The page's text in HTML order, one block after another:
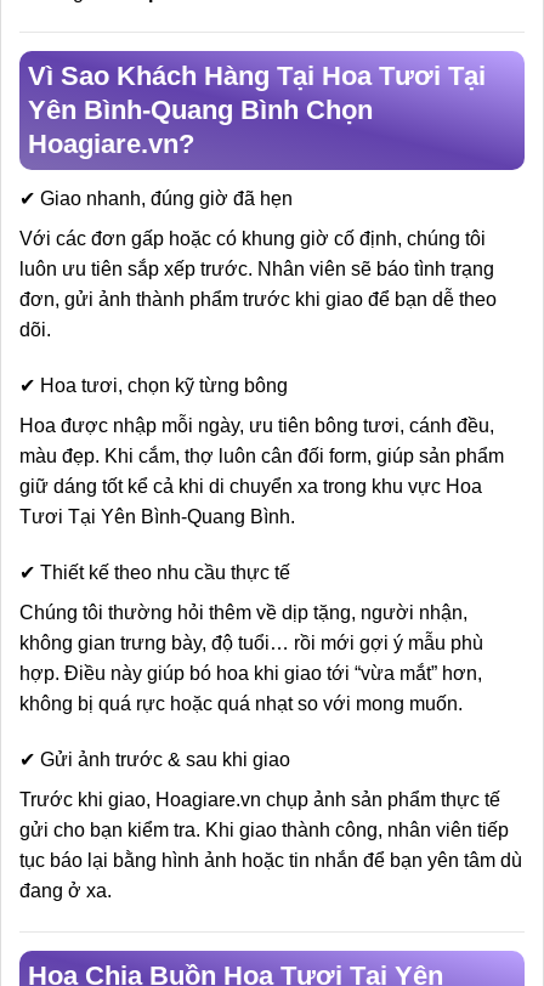
Vì Sao Khách Hàng Tại Hoa Tươi Tại
Yên Bình-Quang Bình Chọn
Hoagiare.vn?
✔ Giao nhanh, đúng giờ đã hẹn
Với các đơn gấp hoặc có khung giờ cố định, chúng tôi
luôn ưu tiên sắp xếp trước. Nhân viên sẽ báo tình trạng
đơn, gửi ảnh thành phẩm trước khi giao để bạn dễ theo
dõi.
✔ Hoa tươi, chọn kỹ từng bông
Hoa được nhập mỗi ngày, ưu tiên bông tươi, cánh đều,
màu đẹp. Khi cắm, thợ luôn cân đối form, giúp sản phẩm
giữ dáng tốt kể cả khi di chuyển xa trong khu vực Hoa
Tươi Tại Yên Bình-Quang Bình.
✔ Thiết kế theo nhu cầu thực tế
Chúng tôi thường hỏi thêm về dịp tặng, người nhận,
không gian trưng bày, độ tuổi… rồi mới gợi ý mẫu phù
hợp. Điều này giúp bó hoa khi giao tới “vừa mắt” hơn,
không bị quá rực hoặc quá nhạt so với mong muốn.
✔ Gửi ảnh trước & sau khi giao
Trước khi giao, Hoagiare.vn chụp ảnh sản phẩm thực tế
gửi cho bạn kiểm tra. Khi giao thành công, nhân viên tiếp
tục báo lại bằng hình ảnh hoặc tin nhắn để bạn yên tâm dù
đang ở xa.
Hoa Chia Buồn Hoa Tươi Tại Yên